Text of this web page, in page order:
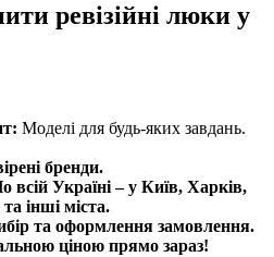
ревізійні люки у
Моделі для будь-яких завдань.
бренди.
всій Україні – у Київ, Харків,
інші міста.
та оформлення замовлення.
ціною прямо зараз!